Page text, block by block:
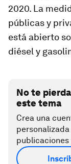
2020. La
públicas y
está abierto
diésel y
No te
este tema
Crea una
publicaciones